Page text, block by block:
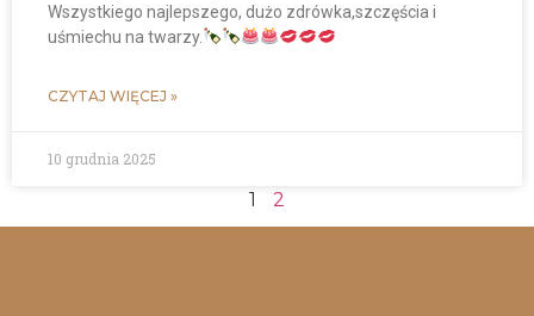
Wszystkiego najlepszego, dużo zdrówka,szczęścia i
uśmiechu na twarzy.
CZYTAJ WIĘCEJ »
10 grudnia 2025
1 2